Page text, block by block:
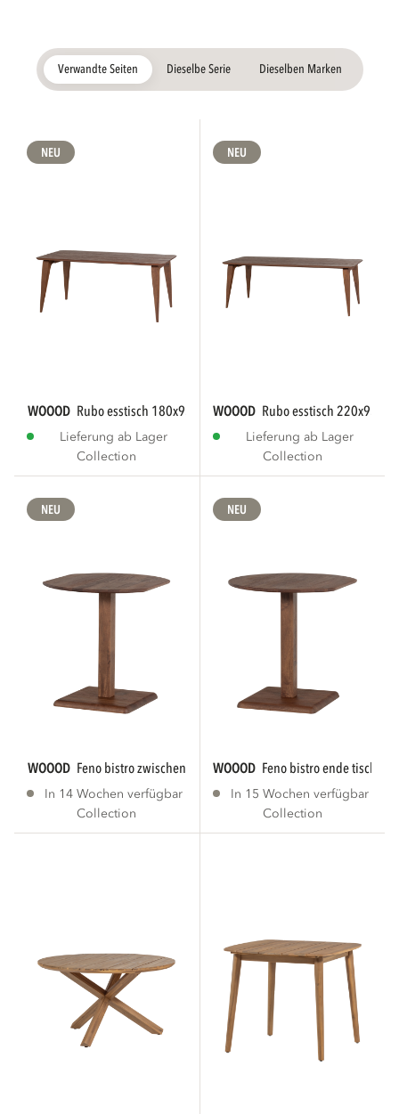
Verwandte Seiten Dieselbe Serie Dieselben Marken
NEU
WOOOD rubo esstisch 180x95 cm mango holz...
Lieferung ab Lager
Collection
NEU
WOOOD rubo esstisch 220x95
Lieferung ab Lager
Collection
NEU
WOOOD feno bistro zwischen tisch mango holz...
In 14 Wochen verfügbar
Collection
NEU
WOOOD feno bistro ende tisch
In 15 Wochen verfügbar
Collection